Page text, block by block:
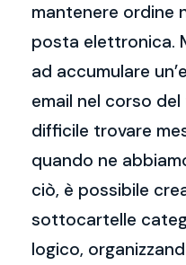
mantenere ordine
posta elettronica.
ad accumulare
email nel corso
difficile trovare
quando ne
ciò, è possibile
sottocartelle
logico,